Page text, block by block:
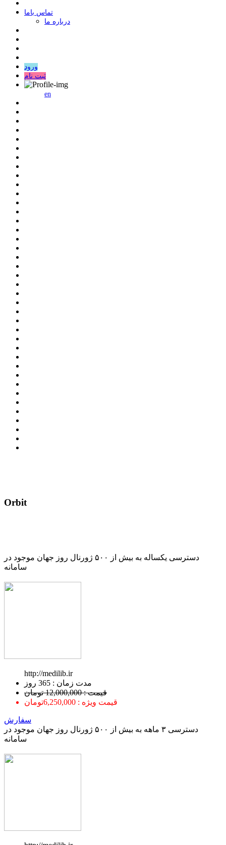
ﺗﻤﺎﺱ ﺑﺎﻣﺎ
درباره ما
ورود
ثبت نام
en
Orbit
دسترسی یکساله به بیش از ۵۰۰ ژورنال روز جهان موجود در
سامانه
http://medilib.ir
ﻣﺪﺕ ﺯﻣﺎﻥ : 365 ﺭﻭﺯ
قیمت : 12,000,000 تومان
قیمت ویژه : 6,250,000تومان
سفارش
دسترسی ۳ ماهه به بیش از ۵۰۰ ژورنال روز جهان موجود در
سامانه